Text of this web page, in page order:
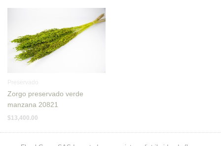
Preservado
Zorgo preservado verde
manzana 20821
$13,400.00